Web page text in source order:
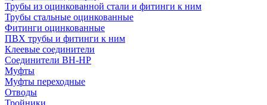
Трубы из оцинкованной стали и фитинги к ним
Трубы стальные оцинкованные
Фитинги оцинкованные
ПВХ трубы и фитинги к ним
Клеевые соединители
Соединители ВН-НР
Муфты
Муфты переходные
Отводы
Тройники